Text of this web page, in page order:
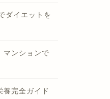
ダイエットを
マンションで
養完全ガイド